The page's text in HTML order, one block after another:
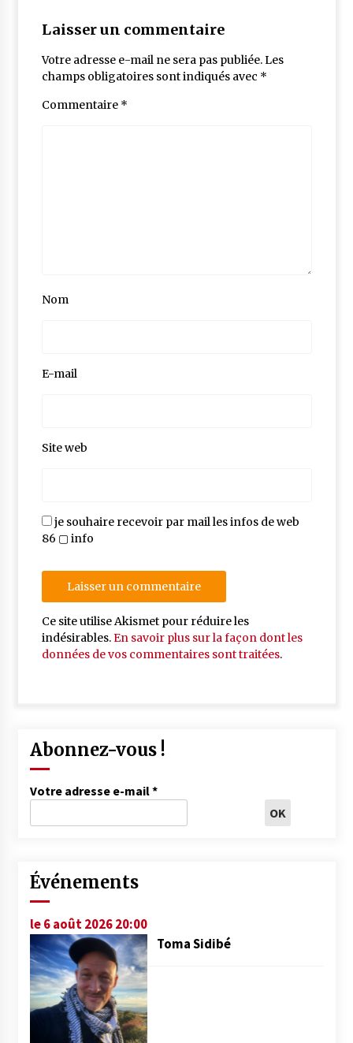
Laisser un commentaire
Votre adresse e-mail ne sera pas publiée.Les
champs obligatoires sont indiqués avec *
Commentaire *
Nom
E-mail
Site web
je souhaire recevoir par mail les infos de web
86 ▢ info
Ce site utilise Akismet pour réduire les
indésirables.En savoir plus sur la façon dont les
données de vos commentaires sont traitées.
Abonnez-vous !
Votre adresse e-mail*
Événements
le 6 août 2026 20:00
Toma Sidibé